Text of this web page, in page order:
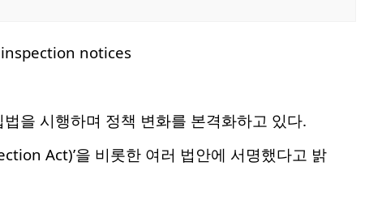
을 시행하며 정책 변화를 본격화하고 있다.
Act)’을 비롯한 여러 법안에 서명했다고 밝